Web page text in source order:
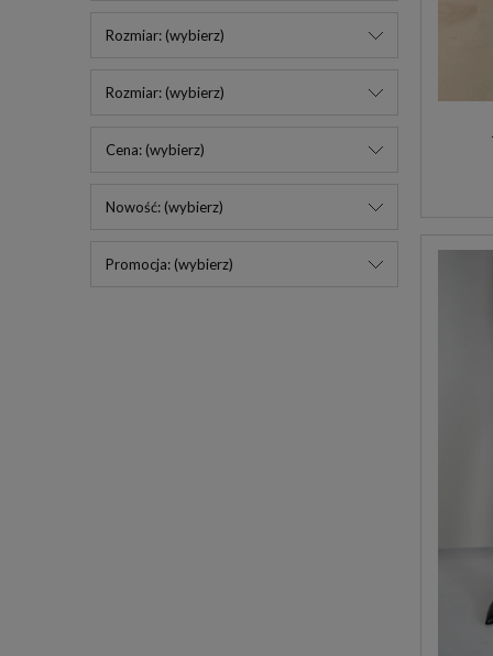
Rozmiar: (wybierz)
Rozmiar: (wybierz)
Cena: (wybierz)
Nowość: (wybierz)
Promocja: (wybierz)